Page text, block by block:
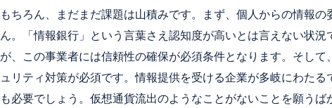
もちろん、まだまだ課題は山積みです。まず、個人からの情報
ん。「情報銀行」という言葉さえ認知度が高いとは言えない状
が、この事業者には信頼性の確保が必須条件となります。そし
ュリティ対策が必須です。情報提供を受ける企業が多岐にわた
も必要でしょう。仮想通貨流出のようなことがないことを願う